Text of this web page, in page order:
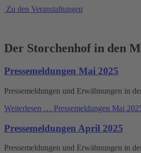
Zu den Veranstaltungen
Der Storchenhof in den
Pressemeldungen Mai 2025
Pressemeldungen und Erwähnungen in
Weiterlesen … Pressemeldungen Mai
Pressemeldungen April 2025
Pressemeldungen und Erwähnungen in